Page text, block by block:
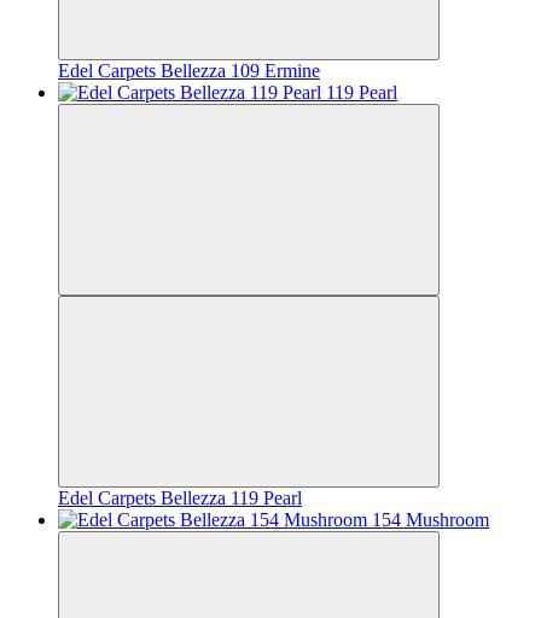
Edel Carpets Bellezza 109 Ermine
Edel Carpets Bellezza 119 Pearl